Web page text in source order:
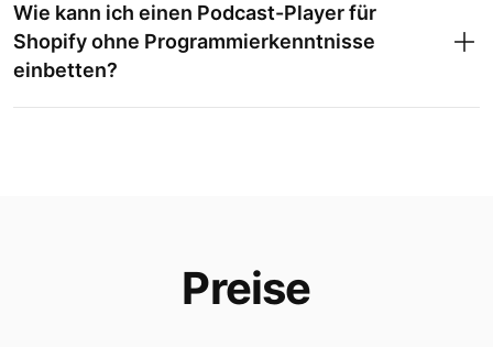
Wie kann ich einen Podcast-Player für
Shopify ohne Programmierkenntnisse
einbetten?
Preise